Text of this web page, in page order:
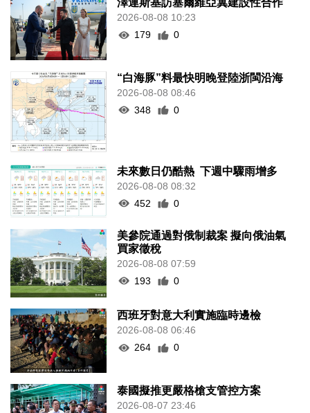
澤連斯基訪塞爾維亞冀建設性合作
2026-08-08 10:23
179
0
“白海豚”料最快明晚登陸浙閩沿海
2026-08-08 08:46
348
0
未來數日仍酷熱 下週中驟雨增多
2026-08-08 08:32
452
0
美參院通過對俄制裁案 擬向俄油氣
買家徵稅
2026-08-08 07:59
193
0
西班牙對意大利實施臨時邊檢
2026-08-08 06:46
264
0
泰國擬推更嚴格槍支管控方案
2026-08-07 23:46